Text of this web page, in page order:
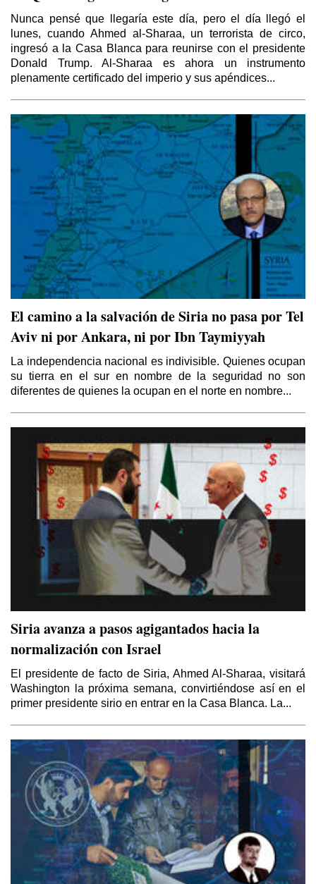
Nunca pensé que llegaría este día, pero el día llegó el
lunes, cuando Ahmed al-Sharaa, un terrorista de circo,
ingresó a la Casa Blanca para reunirse con el presidente
Donald Trump. Al-Sharaa es ahora un instrumento
plenamente certificado del imperio y sus apéndices...
El camino a la salvación de Siria no pasa por Tel
Aviv ni por Ankara, ni por Ibn Taymiyyah
La independencia nacional es indivisible. Quienes ocupan
su tierra en el sur en nombre de la seguridad no son
diferentes de quienes la ocupan en el norte en nombre...
Siria avanza a pasos agigantados hacia la
normalización con Israel
El presidente de facto de Siria, Ahmed Al-Sharaa, visitará
Washington la próxima semana, convirtiéndose así en el
primer presidente sirio en entrar en la Casa Blanca. La...
El Kurdistán y el Califato
Por Thierry Meyssan
Sirio – Libanés
Por Yaoudat Brahim
Esa Noche Tan Larga
Por Samir Kozali
El Papa en Tierra Santa
Por Yaoudat Brahim
Una voz en el desierto?
Por Samir Kozali
La doble moral de Israel
Por Gideon Levy
El caos que buscaba la invasión a Irak de
2003
Por Yaoudat Brahim
El Islam político de ISIS en la última tragedia
árabe
Por Talal Salman
Balcanizacion de Irak y el Medio Oriente
Por Mahdi D. Nazemroaya (*)
Schlomo Sand: El pueblo judío es una